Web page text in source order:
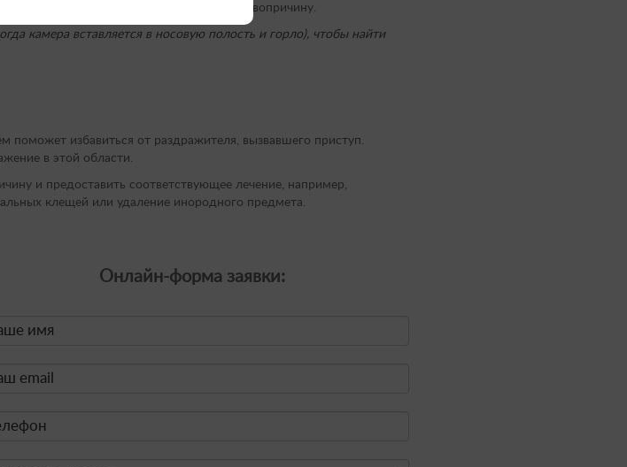
с ветеринаром, чтобы определить первопричину.
камера вставляется в носовую полость и горло), чтобы найти
поможет избавиться от раздражителя, вызвавшего приступ.
в этой области.
и предоставить соответствующее лечение, например,
клещей или удаление инородного предмета.
Онлайн-форма заявки: